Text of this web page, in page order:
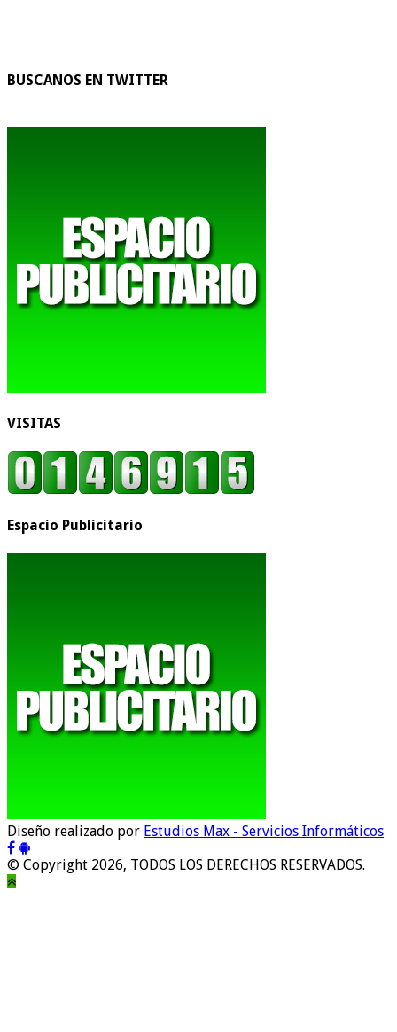
BUSCANOS EN TWITTER
VISITAS
Espacio Publicitario
Diseño realizado por Estudios Max - Servicios Informáticos
© Copyright 2026, TODOS LOS DERECHOS RESERVADOS.